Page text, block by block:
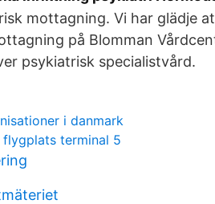
mottagning. Vi har glädje
på Blomman
psykiatrisk specialistvård.
i danmark
terminal 5